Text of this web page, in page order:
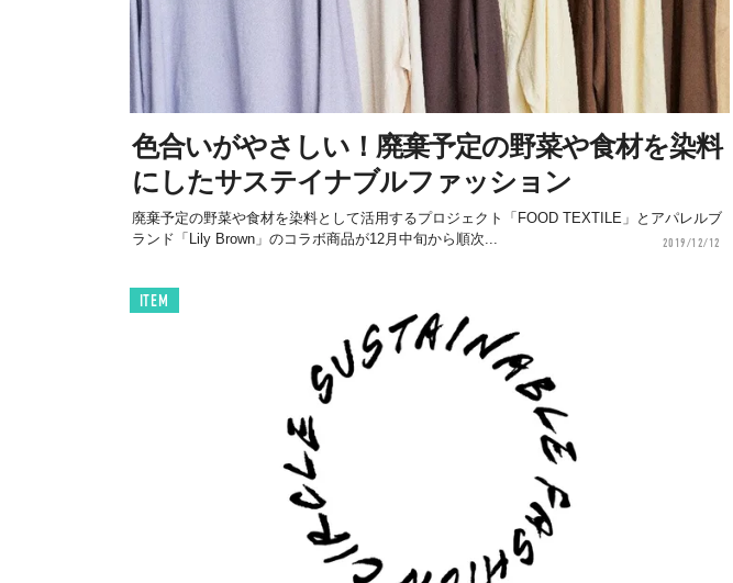
色合いがやさしい！廃棄予定の野菜や食材を染料
にしたサステイナブルファッション
廃棄予定の野菜や食材を染料として活用するプロジェクト「FOOD TEXTILE」とアパレルブ
ランド「Lily Brown」のコラボ商品が12月中旬から順次...
2019/12/12
ITEM